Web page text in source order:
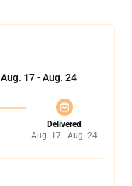
Aug. 17 - Aug. 24
Delivered
Aug. 17 - Aug. 24